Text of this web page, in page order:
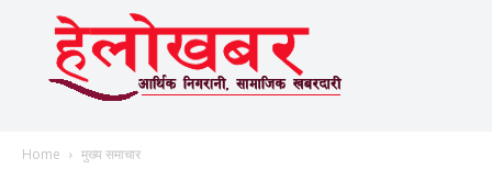
Home मुख्य समाचार